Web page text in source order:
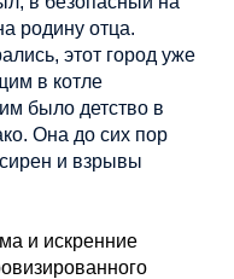
родину отца.
этот город уже
в котле
было детство в
Она до сих пор
и взрывы
и искренние